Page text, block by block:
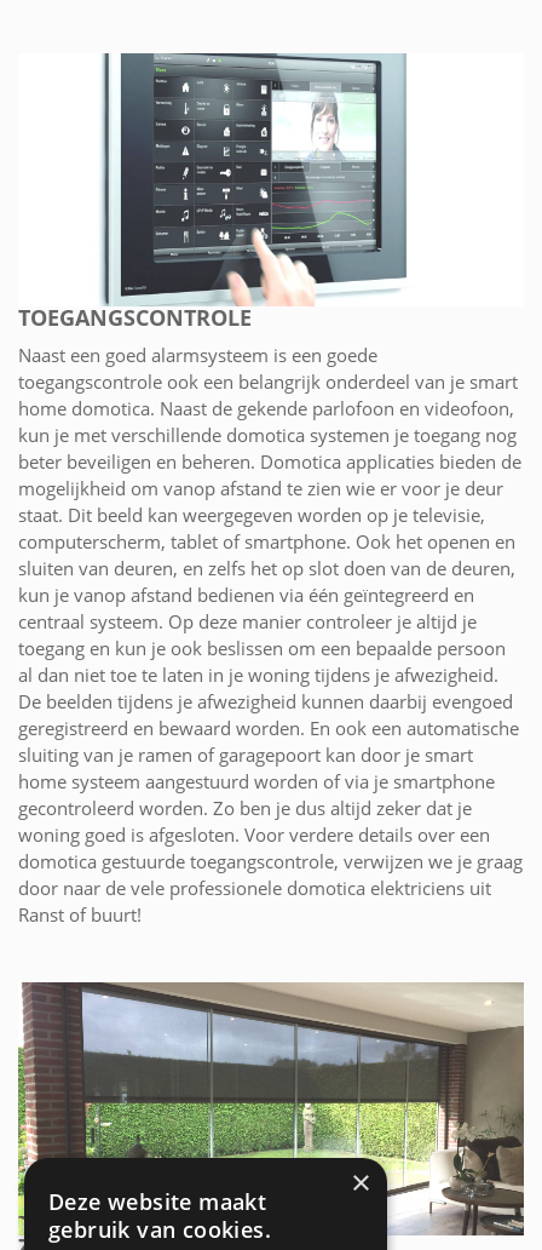
TOEGANGSCONTROLE
Naast een goed alarmsysteem is een goede
toegangscontrole ook een belangrijk onderdeel van je smart
home domotica. Naast de gekende parlofoon en videofoon,
kun je met verschillende domotica systemen je toegang nog
beter beveiligen en beheren. Domotica applicaties bieden de
mogelijkheid om vanop afstand te zien wie er voor je deur
staat. Dit beeld kan weergegeven worden op je televisie,
computerscherm, tablet of smartphone. Ook het openen en
sluiten van deuren, en zelfs het op slot doen van de deuren,
kun je vanop afstand bedienen via één geïntegreerd en
centraal systeem. Op deze manier controleer je altijd je
toegang en kun je ook beslissen om een bepaalde persoon
al dan niet toe te laten in je woning tijdens je afwezigheid.
De beelden tijdens je afwezigheid kunnen daarbij evengoed
geregistreerd en bewaard worden. En ook een automatische
sluiting van je ramen of garagepoort kan door je smart
home systeem aangestuurd worden of via je smartphone
gecontroleerd worden. Zo ben je dus altijd zeker dat je
woning goed is afgesloten. Voor verdere details over een
domotica gestuurde toegangscontrole, verwijzen we je graag
door naar de vele professionele domotica elektriciens uit
Ranst of buurt!
×
Deze website maakt
gebruik van cookies.